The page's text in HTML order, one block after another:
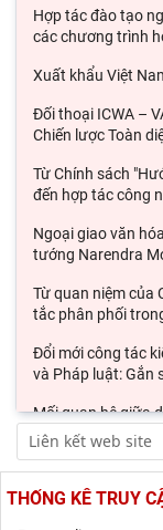
Hợp tác đào tạo
các chương trình
Xuất khẩu Việt
Đối thoại ICWA –
Chiến lược Toàn
Từ Chính sách
đến hợp tác công
Ngoại giao văn
tướng Narendra
Từ quan niệm của
tắc phân phối
Đổi mới công tác
và Pháp luật: Gắn
Mối quan hệ giữa
C.Mác và sự vận
Phát triển thị
cho Việt Nam
THỐNG KÊ TRUY